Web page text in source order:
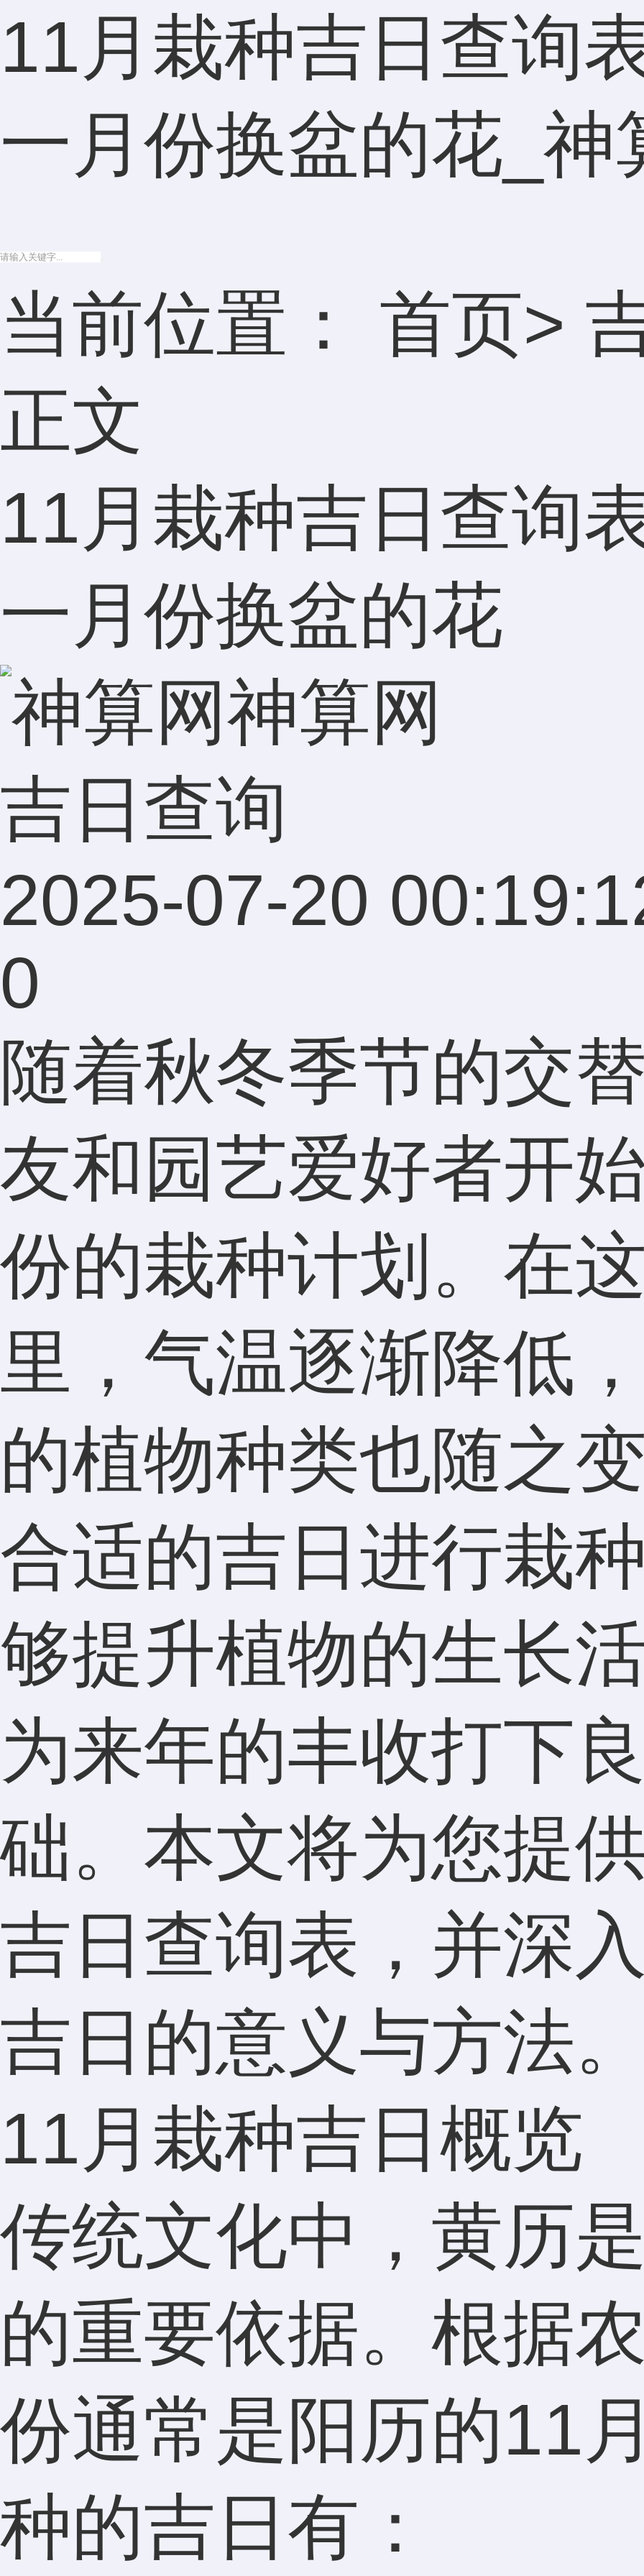
11月栽种吉日查询
一月份换盆的花_神
当前位置： 首页>
正文
11月栽种吉日查询
一月份换盆的花
神算网
吉日查询
2025-07-20
0
随着秋冬季节的交
友和园艺爱好者开
份的栽种计划。在
里，气温逐渐降低
的植物种类也随之
合适的吉日进行栽
够提升植物的生长
为来年的丰收打下
础。本文将为您提
吉日查询表，并深
吉日的意义与方法
11月栽种吉日概览
传统文化中，黄历
的重要依据。根据
份通常是阳历的11
种的吉日有：